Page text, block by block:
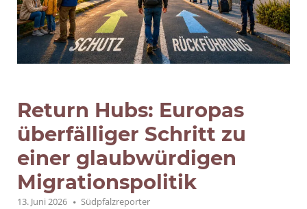
Return Hubs: Europas
überfälliger Schritt zu
einer glaubwürdigen
Migrationspolitik
13. Juni 2026 Südpfalzreporter